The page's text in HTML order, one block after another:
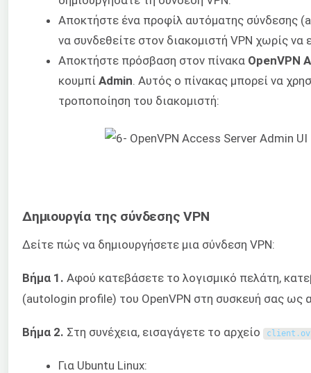
Αποκτήστε ένα προφίλ αυτόματης σύνδεσης
να συνδεθείτε στον διακομιστή VPN χωρίς να
Αποκτήστε πρόσβαση στον πίνακα OpenVPN
κουμπί Admin . Αυτός ο πίνακας μπορεί να
τροποποίηση του διακομιστή:
Δημιουργία της σύνδεσης VPN
Δείτε πώς να δημιουργήσετε μια σύνδεση VPN:
Βήμα 1. Αφού κατεβάσετε το λογισμικό πελάτη,
(autologin profile) του OpenVPN στη συσκευή σας ως
Βήμα 2. Στη συνέχεια, εισαγάγετε το αρχείο client .
Για Ubuntu Linux: